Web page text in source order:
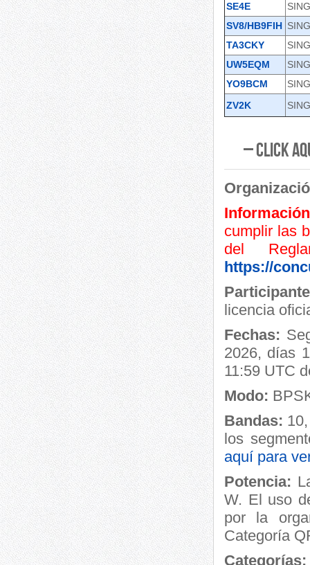
SE4E
SV8/HB9FIH
TA3CKY
UW5EQM
YO9BCM
ZV2K
– Click
cumplir las
del
https://
licencia
Fechas:
2026, días
11:59 UTC
Modo:
Bandas:
los
aquí para
Potencia:
W. El uso
por la
Categoría
Categorías: